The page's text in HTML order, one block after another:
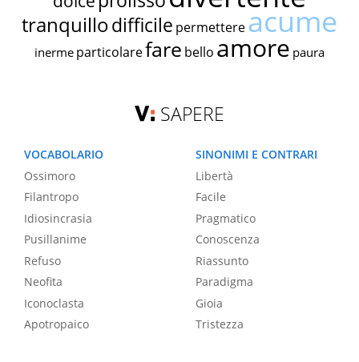
tranquillodifficile permettereacume
inerme particolarefare bello amore paura
SAPERE
VOCABOLARIO
Ossimoro
Filantropo
Idiosincrasia
Pusillanime
Refuso
Neofita
Iconoclasta
Apotropaico
SINONIMI E CONTRARI
Libertà
Facile
Pragmatico
Conoscenza
Riassunto
Paradigma
Gioia
Tristezza